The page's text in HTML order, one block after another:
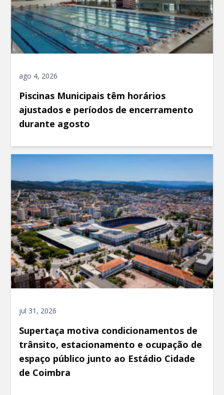
ago 4, 2026
Piscinas Municipais têm horários
ajustados e períodos de encerramento
durante agosto
jul 31, 2026
Supertaça motiva condicionamentos de
trânsito, estacionamento e ocupação de
espaço público junto ao Estádio Cidade
de Coimbra